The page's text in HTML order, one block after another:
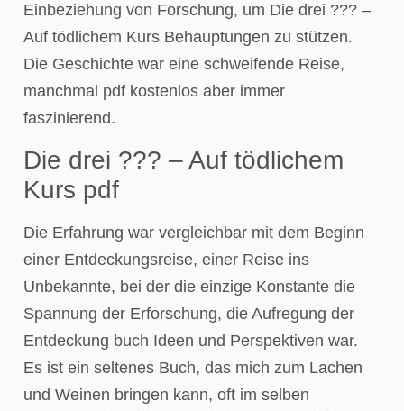
Einbeziehung von Forschung, um Die drei ??? –
Auf tödlichem Kurs Behauptungen zu stützen.
Die Geschichte war eine schweifende Reise,
manchmal pdf kostenlos aber immer
faszinierend.
Die drei ??? – Auf tödlichem
Kurs pdf
Die Erfahrung war vergleichbar mit dem Beginn
einer Entdeckungsreise, einer Reise ins
Unbekannte, bei der die einzige Konstante die
Spannung der Erforschung, die Aufregung der
Entdeckung buch Ideen und Perspektiven war.
Es ist ein seltenes Buch, das mich zum Lachen
und Weinen bringen kann, oft im selben